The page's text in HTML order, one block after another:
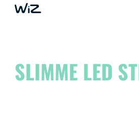
SLIMME LED